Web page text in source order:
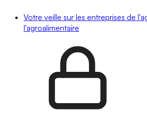
Votre veille sur les entreprises de
l'agroalimentaire